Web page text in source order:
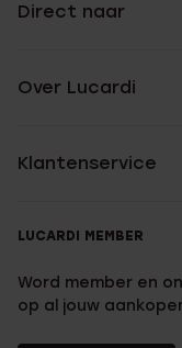
Direct naar
Over Lucardi
Klantenservice
LUCARDI MEMBER
Word member en
op al jouw